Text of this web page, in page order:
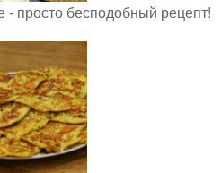
- просто бесподобный рецепт!